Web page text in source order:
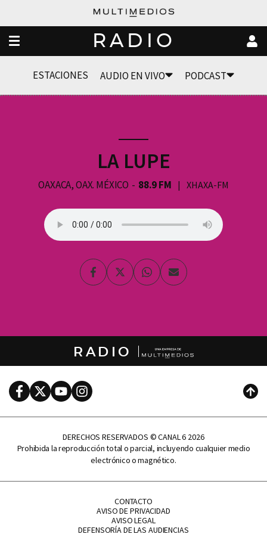
RADIO
ESTACIONES AUDIO EN VIVO PODCAST
LA LUPE
OAXACA, OAX. MÉXICO 88.9 FM XHAXA-FM
FacebookTwitterWhatsapp
Enviar
por
RADIO
FacebookTwitterYoutubeInstagram
DERECHOS RESERVADOS © CANAL 6 2026
Prohibida la reproducción total o parcial, incluyendo cualquier medio
electrónico o magnético.
CONTACTO
AVISO DE PRIVACIDAD
AVISO LEGAL
DEFENSORÍA DE LAS AUDIENCIAS